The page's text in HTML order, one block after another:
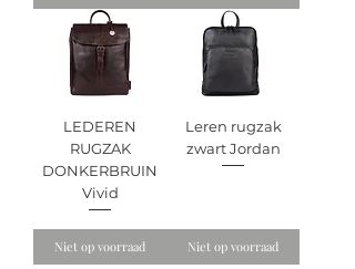
LEDEREN
RUGZAK
DONKERBRUIN
Vivid
Niet op voorraad
Leren rugzak
zwart Jordan
Niet op voorraad